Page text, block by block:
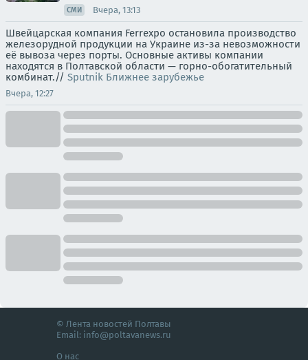
СМИ Вчера, 13:13
Швейцарская компания Ferrexpo остановила производство
железорудной продукции на Украине из-за невозможности
её вывоза через порты. Основные активы компании
находятся в Полтавской области — горно-обогатительный
комбинат.// Sputnik Ближнее зарубежье
Вчера, 12:27
© Лента новостей Полтавы
Email: info@poltavanews.ru
О нас